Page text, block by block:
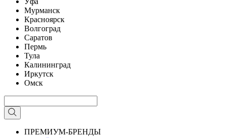
Мурманск
Красноярск
Волгоград
Саратов
Пермь
Тула
Калининград
Иркутск
Омск
ПРЕМИУМ-БРЕНДЫ